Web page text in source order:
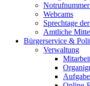
Webcams
Sprechtage
Amtliche
Bürgerservice &
Verwaltung